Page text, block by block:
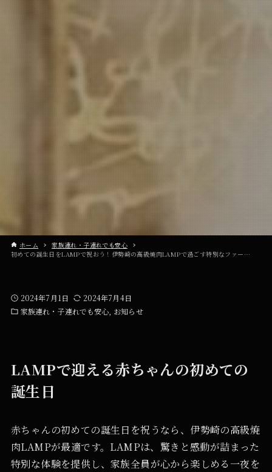
ホーム
家族連れ・子連れでも安心
初めての誕生日をLAMPで祝おう！伊勢崎の高級焼肉LAMPで過ごす特別なファーストバースデー*
2024年7月1日
2024年7月4日
家族連れ・子連れでも安心 お知らせ
LAMPで迎える赤ちゃんの初めての
誕生日
赤ちゃんの初めての誕生日を祝うなら、伊勢崎の高級焼
肉LAMPが最適です。LAMPは、驚きと感動が詰まった
特別な体験を提供し、家族全員が心から楽しめる一夜を